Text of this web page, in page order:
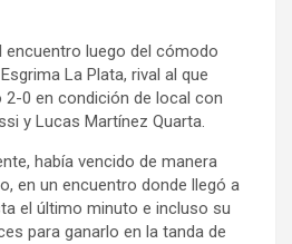
encuentro luego del cómodo
La Plata, rival al que
0 en condición de local con
y Lucas Martínez Quarta.
había vencido de manera
en un encuentro donde llegó a
el último minuto e incluso su
para ganarlo en la tanda de